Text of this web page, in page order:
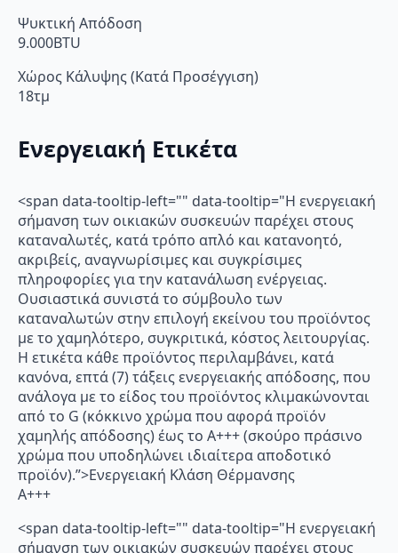
Ψυκτική Απόδοση
9.000BTU
Χώρος Κάλυψης (Κατά Προσέγγιση)
18τμ
Ενεργειακή Ετικέτα
<span data-tooltip-left="" data-tooltip="Η ενεργειακή
σήμανση των οικιακών συσκευών παρέχει στους
καταναλωτές, κατά τρόπο απλό και κατανοητό,
ακριβείς, αναγνωρίσιμες και συγκρίσιμες
πληροφορίες για την κατανάλωση ενέργειας.
Ουσιαστικά συνιστά το σύμβουλο των
καταναλωτών στην επιλογή εκείνου του προϊόντος
με το χαμηλότερο, συγκριτικά, κόστος λειτουργίας.
Η ετικέτα κάθε προϊόντος περιλαμβάνει, κατά
κανόνα, επτά (7) τάξεις ενεργειακής απόδοσης, που
ανάλογα με το είδος του προϊόντος κλιμακώνονται
από το G (κόκκινο χρώμα που αφορά προϊόν
χαμηλής απόδοσης) έως το Α+++ (σκούρο πράσινο
χρώμα που υποδηλώνει ιδιαίτερα αποδοτικό
προϊόν).”>Ενεργειακή Κλάση Θέρμανσης
A+++
<span data-tooltip-left="" data-tooltip="Η ενεργειακή
σήμανση των οικιακών συσκευών παρέχει στους